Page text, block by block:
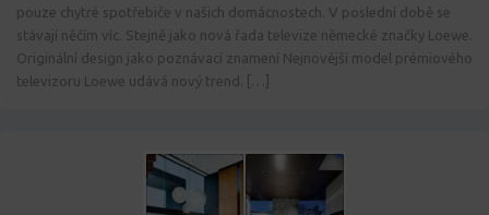
pouze chytré spotřebiče v našich domácnostech. V poslední době se
stávají něčím víc. Stejně jako nová řada televize německé značky Loewe.
Originální design jako poznávací znamení Nejnovější model prémiového
televizoru Loewe udává nový trend. […]